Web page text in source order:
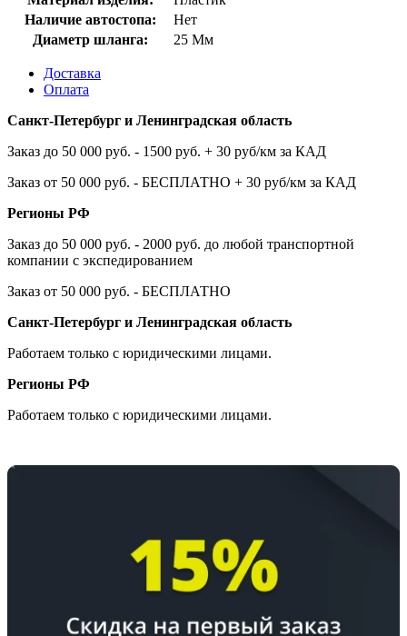
Наличие автостопа:
Нет
Диаметр шланга:
25 Мм
Доставка
Оплата
Санкт-Петербург и Ленинградская область
Заказ до 50 000 руб. - 1500 руб. + 30 руб/км за КАД
Заказ от 50 000 руб. - БЕСПЛАТНО + 30 руб/км за КАД
Регионы РФ
Заказ до 50 000 руб. - 2000 руб. до любой транспортной
компании с экспедированием
Заказ от 50 000 руб. - БЕСПЛАТНО
Санкт-Петербург и Ленинградская область
Работаем только с юридическими лицами.
Регионы РФ
Работаем только с юридическими лицами.